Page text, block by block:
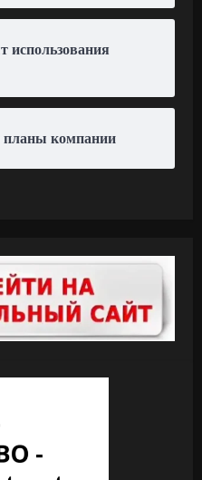
использования
компании